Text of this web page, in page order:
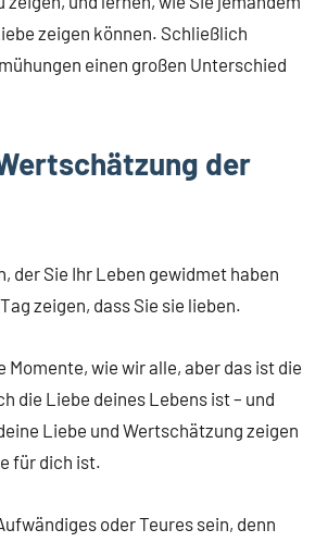
zeigen können. Schließlich
einen großen Unterschied
der
der Sie Ihr Leben gewidmet haben
zeigen, dass Sie sie lieben.
Momente, wie wir alle, aber das ist die
die Liebe deines Lebens ist – und
Liebe und Wertschätzung zeigen
für dich ist.
oder Teures sein, denn